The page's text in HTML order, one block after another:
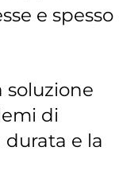
e spesso
soluzione
di
e la